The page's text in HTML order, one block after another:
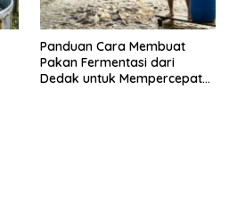
Panduan Cara Membuat
Pakan Fermentasi dari
Dedak untuk Mempercepat